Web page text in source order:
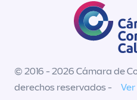
© 2016 - 2026 Cámara de
derechos reservados -